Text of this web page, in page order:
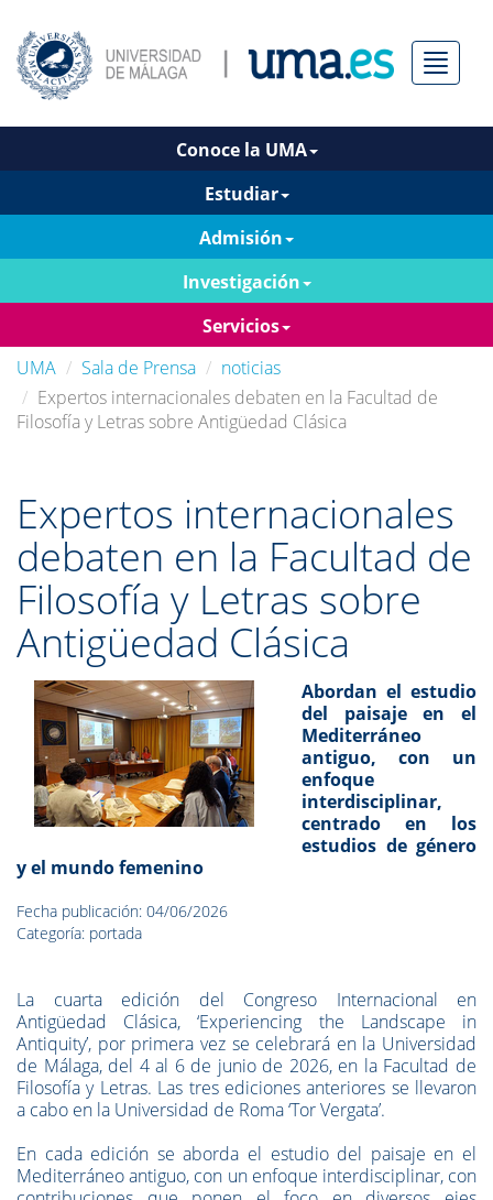
Menú
Conoce la UMA
Estudiar
Admisión
Investigación
Servicios
UMA
Sala de Prensa
noticias
Expertos internacionales debaten en la Facultad de
Filosofía y Letras sobre Antigüedad Clásica
Expertos internacionales
debaten en la Facultad de
Filosofía y Letras sobre
Antigüedad Clásica
Abordan el estudio
del paisaje en el
Mediterráneo
antiguo, con un
enfoque
interdisciplinar,
centrado en los
estudios de género
y el mundo femenino
Fecha publicación: 04/06/2026
Categoría: portada
La cuarta edición del Congreso Internacional en
Antigüedad Clásica, ‘Experiencing the Landscape in
Antiquity’, por primera vez se celebrará en la Universidad
de Málaga, del 4 al 6 de junio de 2026, en la Facultad de
Filosofía y Letras. Las tres ediciones anteriores se llevaron
a cabo en la Universidad de Roma ‘Tor Vergata’.
En cada edición se aborda el estudio del paisaje en el
Mediterráneo antiguo, con un enfoque interdisciplinar, con